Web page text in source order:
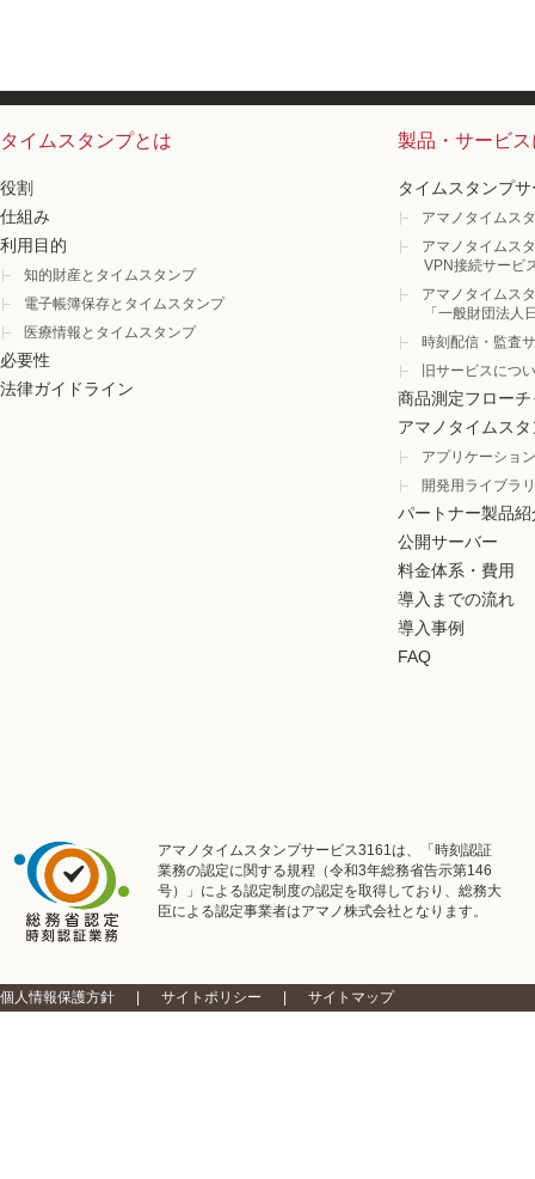
タイムスタンプとは
役割
仕組み
利用目的
知的財産とタイムスタンプ
電子帳簿保存とタイムスタンプ
医療情報とタイムスタンプ
必要性
法律ガイドライン
製品・サービ
タイムスタンプ
アマノタイムス
アマノタイムス
VPN接続サービ
アマノタイムス
「一般財団法人
時刻配信・監査
旧サービスにつ
商品測定フロー
アマノタイムス
アプリケーショ
開発用ライブラリ
パートナー製品紹
公開サーバー
料金体系・費用
導入までの流れ
導入事例
FAQ
アマノタイムスタンプサービス3161は、「時刻認証
業務の認定に関する規程（令和3年総務省告示第146
号）」による認定制度の認定を取得しており、総務大
臣による認定事業者はアマノ株式会社となります。
個人情報保護方針 サイトポリシー サイトマップ